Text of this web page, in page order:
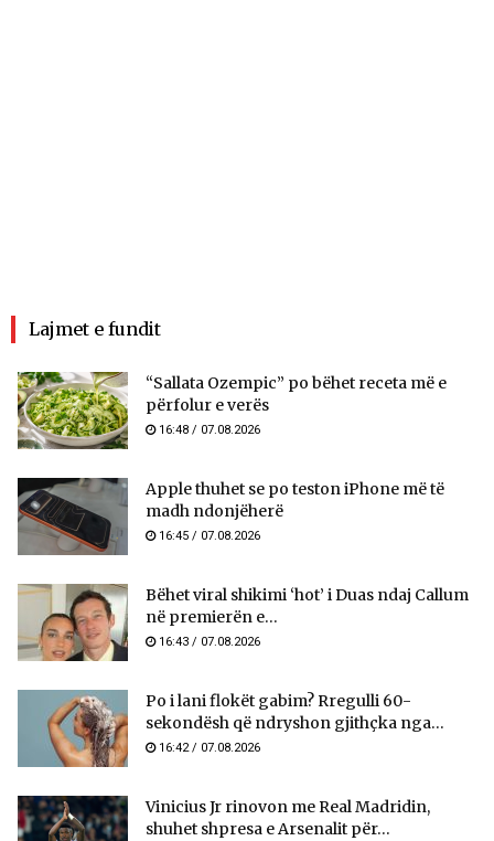
Lajmet e fundit
“Sallata Ozempic” po bëhet receta më e
përfolur e verës
16:48 / 07.08.2026
Apple thuhet se po teston iPhone më të
madh ndonjëherë
16:45 / 07.08.2026
Bëhet viral shikimi ‘hot’ i Duas ndaj Callum
në premierën e...
16:43 / 07.08.2026
Po i lani flokët gabim? Rregulli 60-
sekondësh që ndryshon gjithçka nga...
16:42 / 07.08.2026
Vinicius Jr rinovon me Real Madridin,
shuhet shpresa e Arsenalit për...